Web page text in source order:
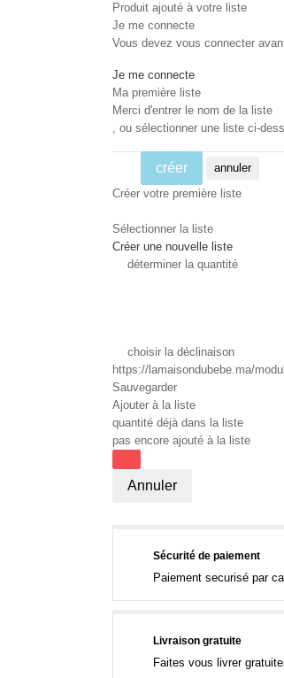
Produit ajouté à votre liste
Je me connecte
Vous devez vous connecter
Je me connecte
Ma première liste
Merci d'entrer le nom de la liste
, ou sélectionner une liste ci-
créer
annuler
Créer votre première liste
Sélectionner la liste
Créer une nouvelle liste
déterminer la quantité
choisir la déclinaison
https://lamaisondubebe.ma/
Sauvegarder
Ajouter à la liste
quantité déjà dans la liste
pas encore ajouté à la liste
Annuler
Sécurité de paiement
Paiement securisé par
Livraison gratuite
Faites vous livrer